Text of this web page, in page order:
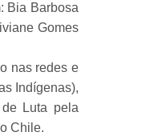
Bia Barbosa
Gomes
nas redes e
Indígenas),
Luta pela
Chile.